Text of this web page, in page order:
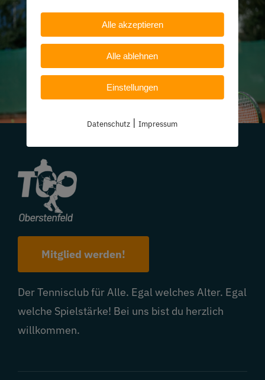
Mitglied werden!
Der Tennisclub für Alle. Egal welches Alter. Egal
welche Spielstärke! Bei uns bist du herzlich
willkommen.
Alle akzeptieren
Alle ablehnen
Einstellungen
Datenschutz |Impressum